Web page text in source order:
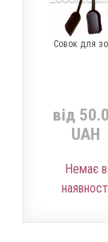
Совок для
від
UAH
Немає в